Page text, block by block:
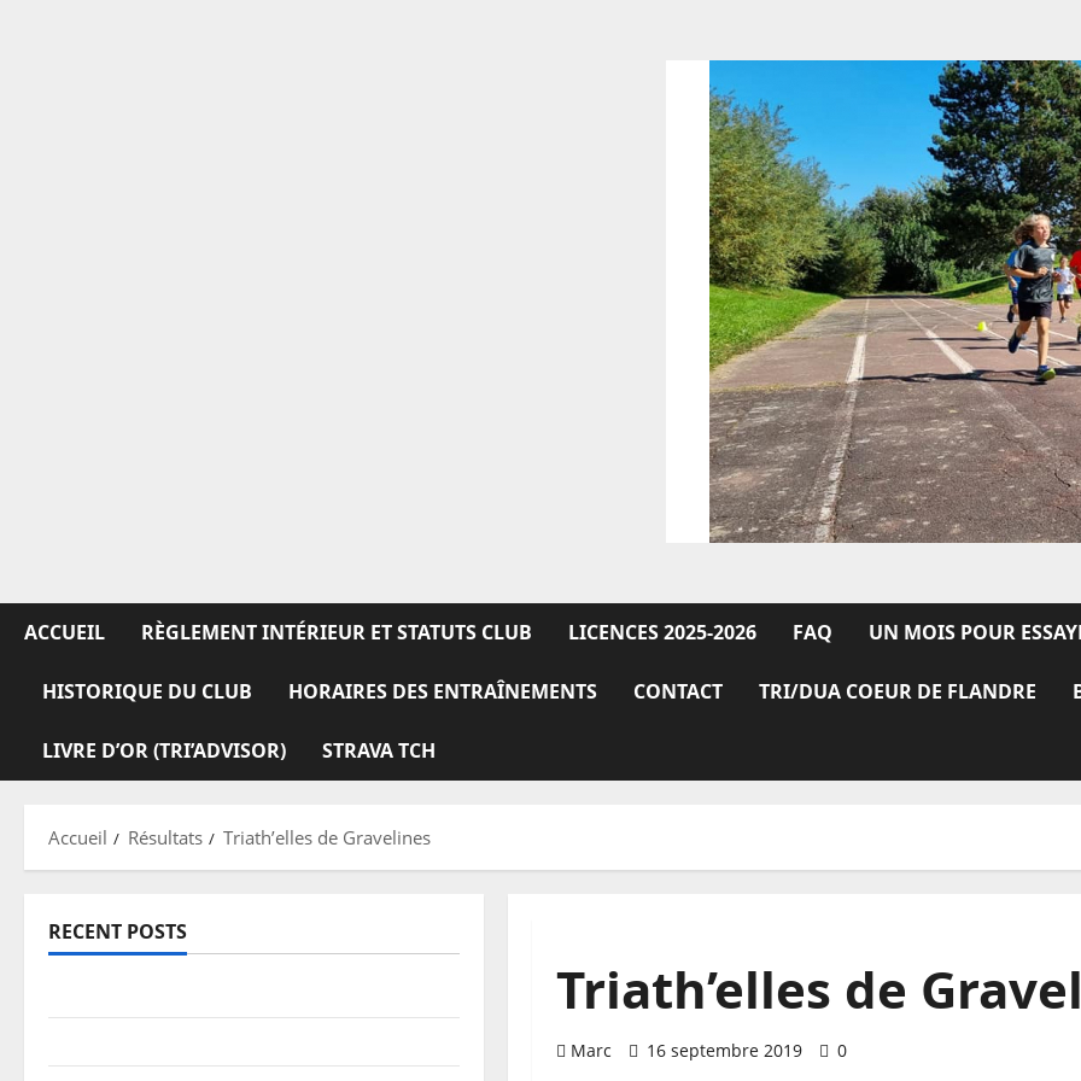
ACCUEIL RÈGLEMENT INTÉRIEUR ET STATUTS CLUB LICENCES 2025-2026 FAQ UN MOIS POUR
HISTORIQUE DU CLUB HORAIRES DES ENTRAÎNEMENTS CONTACT TRI/DUA COEUR DE FLANDRE
LIVRE D’OR (TRI’ADVISOR) STRAVA TCH
Accueil Résultats Triath’elles de Gravelines
Triath’elles de
Marc 16 septembre 2019 0
RECENT POSTS